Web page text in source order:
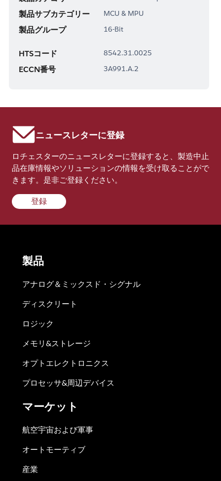
製品サブカテゴリー MCU & MPU
製品グループ 16-Bit
HTSコード 8542.31.0025
ECCN番号 3A991.A.2
ニュースレターに登録
ロチェスターのニュースレターに登録すると、製造中止
品在庫情報やソリューションの情報を受け取ることがで
きます。是非ご登録ください。
登録
製品
アナログ＆ミックスド・シグナル
ディスクリート
ロジック
メモリ&ストレージ
オプトエレクトロニクス
プロセッサ&周辺デバイス
マーケット
航空宇宙および軍事
オートモーティブ
産業